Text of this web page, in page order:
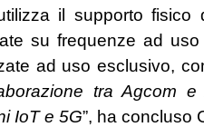
il supporto
su frequenze ad
ad uso esclusivo,
tra Agcom
IoT e 5G”, ha concluso